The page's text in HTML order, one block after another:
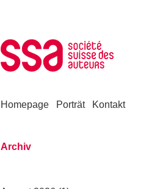
Homepage Porträt Kontakt
Archiv